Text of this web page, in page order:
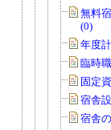
無料
(0)
年度
臨時
固定
宿舎
宿舎